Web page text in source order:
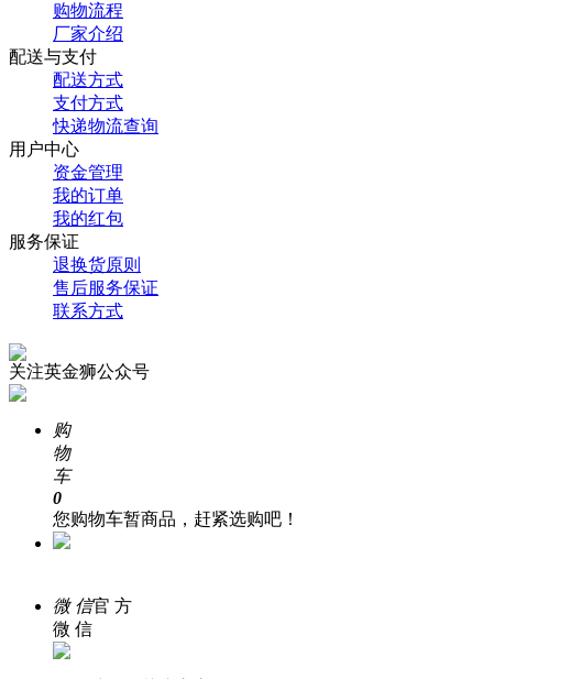
购物流程
厂家介绍
配送与支付
配送方式
支付方式
快递物流查询
用户中心
资金管理
我的订单
我的红包
服务保证
退换货原则
售后服务保证
联系方式
关注英金狮公众号
购
物
车
0
您购物车暂商品，赶紧选购吧！
微 信官 方
微 信